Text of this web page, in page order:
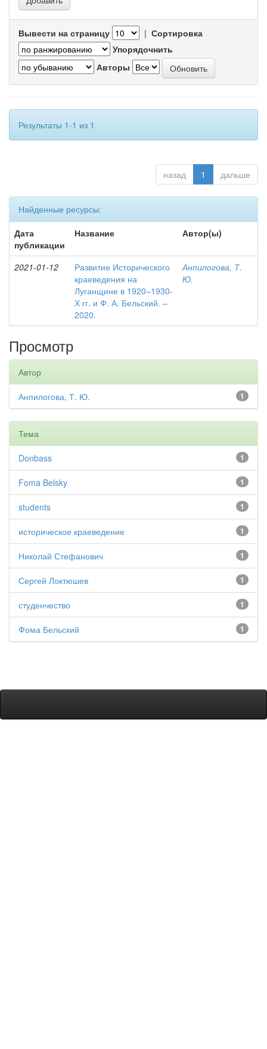
Вывести на страницу | Сортировка
Упорядочнить
Авторы
Результаты 1-1 из 1.
назад 1 дальше
Найденные ресурсы:
Дата
публикации
Название Автор(ы)
2021-01-12
Развитие Исторического
краеведения на
Луганщине в 1920–1930-
Х гг. и Ф. А. Бельский. –
2020.
Анпилогова, Т.
Ю.
Просмотр
Автор
1
Анпилогова, Т. Ю.
Тема
1
Donbass
1
Foma Belsky
1
students
1
историческое краеведение
1
Николай Стефанович
1
Сергей Локтюшев
1
студенчество
1
Фома Бельский